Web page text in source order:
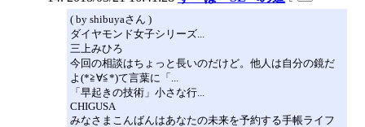
( by shibuyaさん )
ダイヤモンド女子シリーズ...
三上みひろ
今回の相談はちょっと長いのだけど。他人は自分の鏡だ
よ(*≧∀≦*)て言葉に「...
「早起きの技術」小さな行...
CHIGUSA
みなさまこんばんはあなたの未来を予約する手帳ライフ